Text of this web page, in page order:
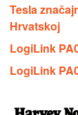
Tesla
Hrvatskoj
LogiLink
LogiLink